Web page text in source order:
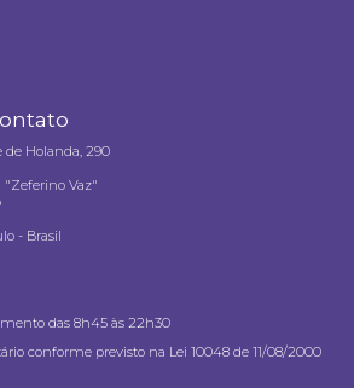
de Holanda, 290
"Zeferino Vaz"
- Brasil
das 8h45 às 22h30
conforme previsto na Lei 10048 de 11/08/2000